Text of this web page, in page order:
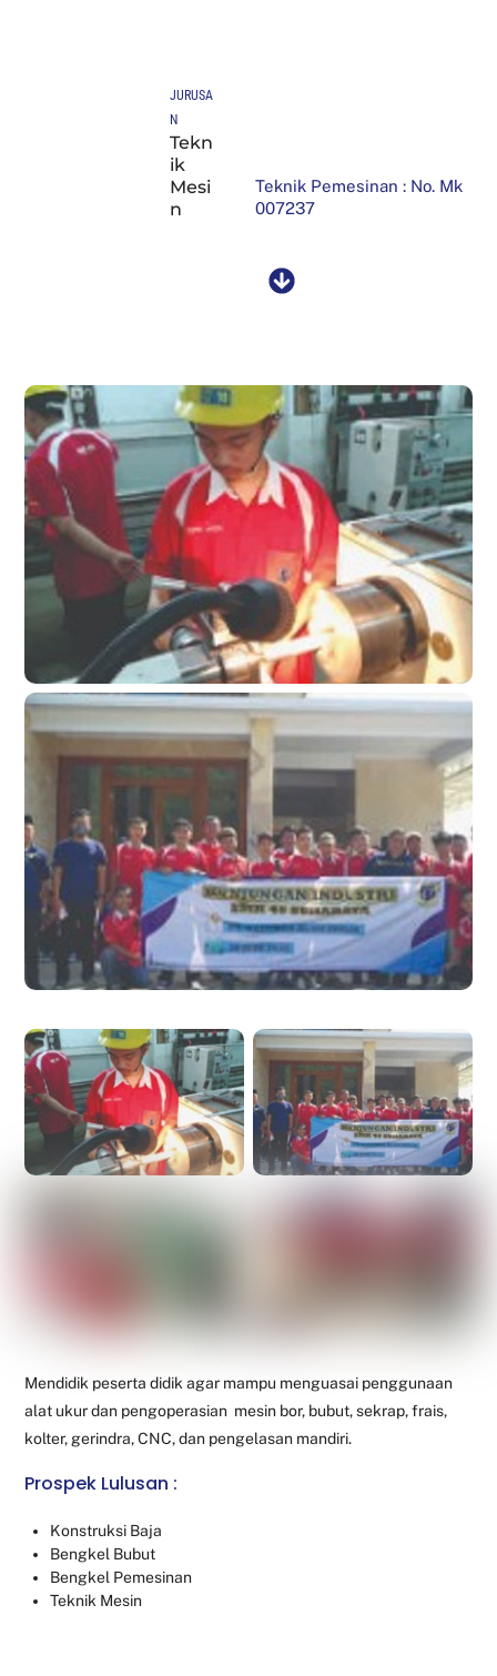
JURUSA
N
Tekn
ik
Mesi
n
Teknik Pemesinan : No. Mk
007237
Mendidik peserta didik agar mampu menguasai penggunaan
alat ukur dan pengoperasian mesin bor, bubut, sekrap, frais,
kolter, gerindra, CNC, dan pengelasan mandiri.
Prospek Lulusan :
Konstruksi Baja
Bengkel Bubut
Bengkel Pemesinan
Teknik Mesin